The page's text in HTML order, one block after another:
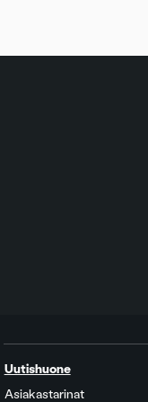
Uutishuone
Asiakastarinat